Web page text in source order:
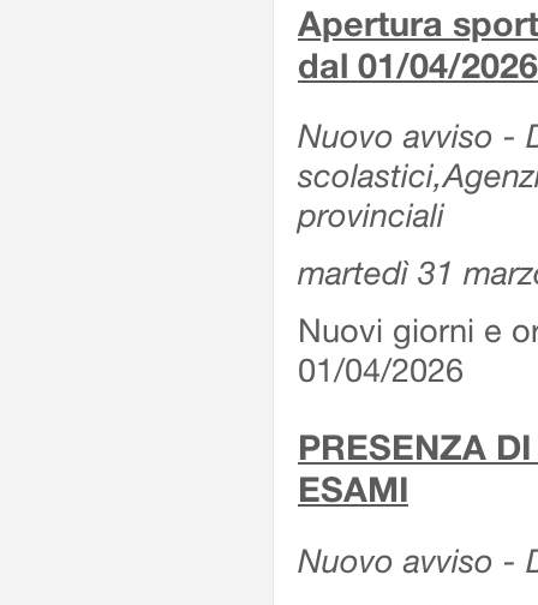
Apertura
dal 01/04/2026
Nuovo avviso -
provinciali
martedì 31
Nuovi giorni e
01/04/2026
PRESENZA
ESAMI
Nuovo avviso -